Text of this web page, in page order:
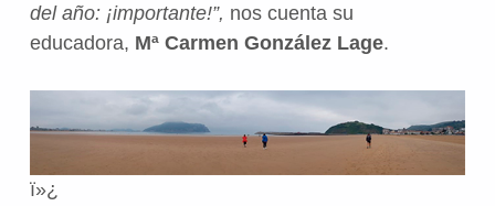
del año: ¡importante!”, nos cuenta su
educadora, Mª Carmen González Lage.
ï»¿